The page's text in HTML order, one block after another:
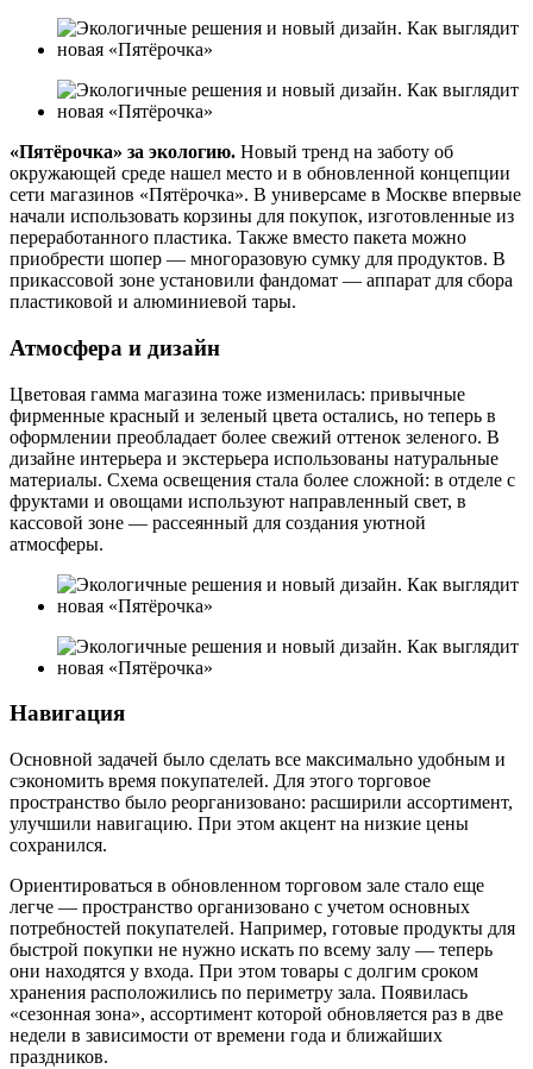
«Пятёрочка» за экологию. Новый тренд на заботу об
окружающей среде нашел место и в обновленной концепции
сети магазинов «Пятёрочка». В универсаме в Москве впервые
начали использовать корзины для покупок, изготовленные из
переработанного пластика. Также вместо пакета можно
приобрести шопер — многоразовую сумку для продуктов. В
прикассовой зоне установили фандомат — аппарат для сбора
пластиковой и алюминиевой тары.
Атмосфера и дизайн
Цветовая гамма магазина тоже изменилась: привычные
фирменные красный и зеленый цвета остались, но теперь в
оформлении преобладает более свежий оттенок зеленого. В
дизайне интерьера и экстерьера использованы натуральные
материалы. Схема освещения стала более сложной: в отделе с
фруктами и овощами используют направленный свет, в
кассовой зоне — рассеянный для создания уютной
атмосферы.
Навигация
Основной задачей было сделать все максимально удобным и
сэкономить время покупателей. Для этого торговое
пространство было реорганизовано: расширили ассортимент,
улучшили навигацию. При этом акцент на низкие цены
сохранился.
Ориентироваться в обновленном торговом зале стало еще
легче — пространство организовано с учетом основных
потребностей покупателей. Например, готовые продукты для
быстрой покупки не нужно искать по всему залу — теперь
они находятся у входа. При этом товары с долгим сроком
хранения расположились по периметру зала. Появилась
«сезонная зона», ассортимент которой обновляется раз в две
недели в зависимости от времени года и ближайших
праздников.